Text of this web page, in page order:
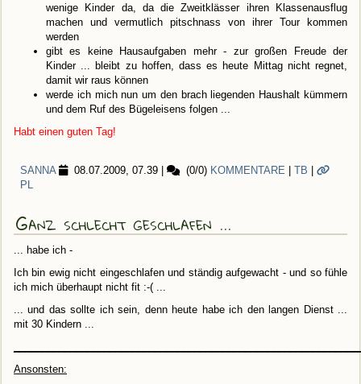
wenige Kinder da, da die Zweitklässer ihren Klassenausflug
machen und vermutlich pitschnass von ihrer Tour kommen
werden
gibt es keine Hausaufgaben mehr - zur großen Freude der
Kinder ... bleibt zu hoffen, dass es heute Mittag nicht regnet,
damit wir raus können
werde ich mich nun um den brach liegenden Haushalt kümmern
und dem Ruf des Bügeleisens folgen ...
Habt einen guten Tag!
SANNA 08.07.2009, 07.39 (0/0) KOMMENTARE TB
PL
Ganz schlecht geschlafen ...
... habe ich -
Ich bin ewig nicht eingeschlafen und ständig aufgewacht - und so fühle
ich mich überhaupt nicht fit :-( ...
... und das sollte ich sein, denn heute habe ich den langen Dienst ...
mit 30 Kindern ...
Ansonsten: